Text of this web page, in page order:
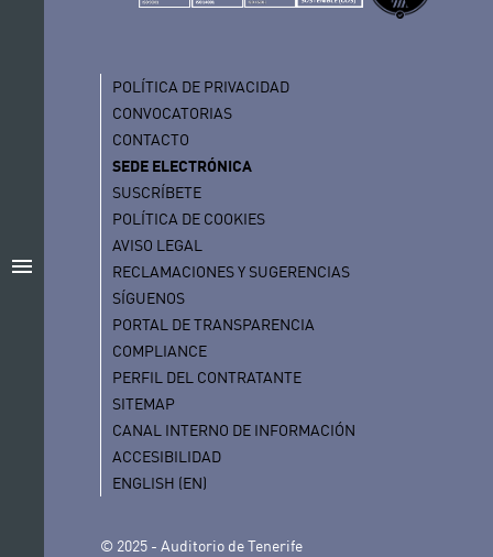
menu
POLÍTICA DE PRIVACIDAD
CONVOCATORIAS
CONTACTO
SEDE ELECTRÓNICA
SUSCRÍBETE
POLÍTICA DE COOKIES
AVISO LEGAL
RECLAMACIONES Y SUGERENCIAS
SÍGUENOS
PORTAL DE TRANSPARENCIA
COMPLIANCE
PERFIL DEL CONTRATANTE
SITEMAP
CANAL INTERNO DE INFORMACIÓN
ACCESIBILIDAD
ENGLISH (EN)
© 2025 - Auditorio de Tenerife